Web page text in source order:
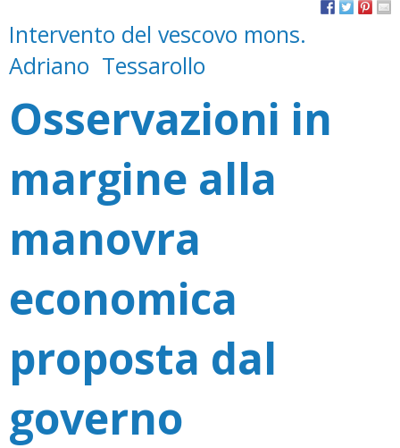
Intervento del vescovo mons.
Adriano Tessarollo
Osservazioni in
margine alla
manovra
economica
proposta dal
governo